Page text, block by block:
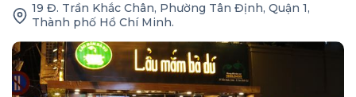
19 Đ. Trần Khắc Chân, Phường Tân Định, Quận 1,
Thành phố Hồ Chí Minh.